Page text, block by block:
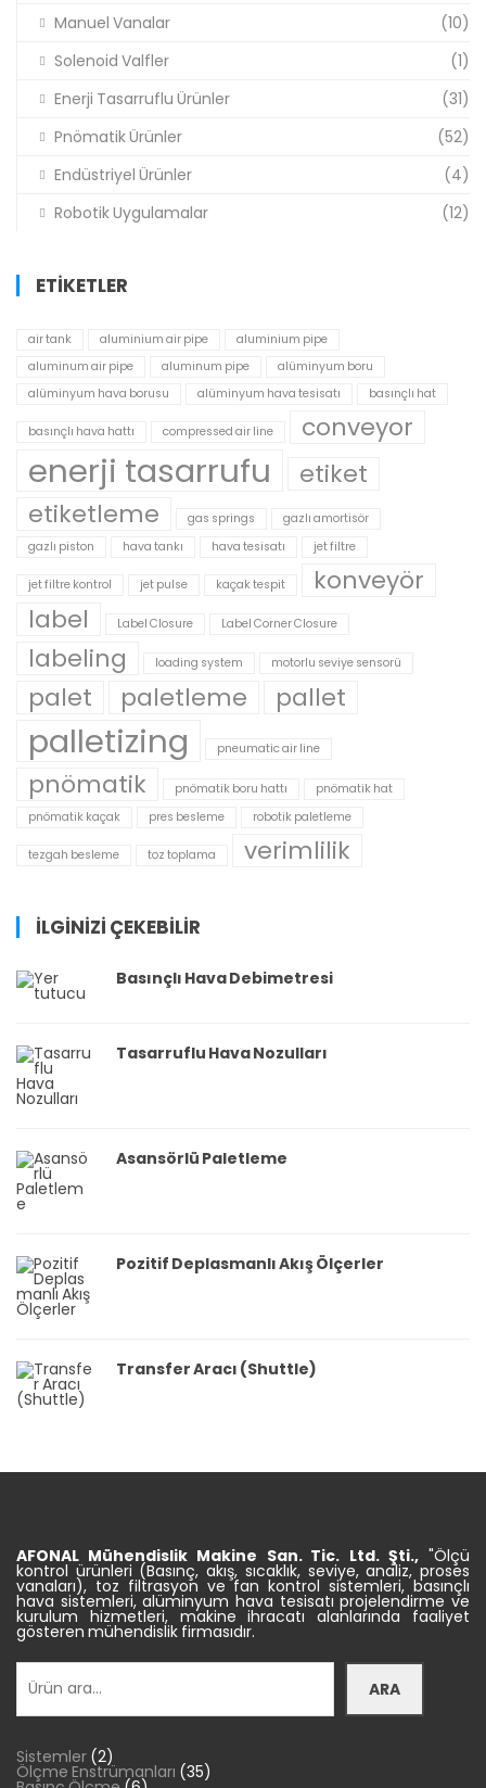
Manuel Vanalar
(10)
Solenoid Valfler
(1)
Enerji Tasarruflu Ürünler
(31)
Pnömatik Ürünler
(52)
Endüstriyel Ürünler
(4)
Robotik Uygulamalar
(12)
ETIKETLER
air tank aluminium air pipe
aluminium pipe
aluminum air pipe
aluminum pipe
alüminyum boru
alüminyum hava borusu
alüminyum hava tesisatı basınçlı hat
basınçlı hava hattı compressed air line conveyor
enerji tasarrufu
etiket
etiketleme
gas springs
gazlı amortisör
gazlı piston
hava tankı hava tesisatı jet filtre
jet filtre kontrol jet pulse kaçak tespit
konveyör
label
Label Closure Label Corner Closure
labeling loading system motorlu seviye sensorü
palet paletleme pallet
palletizing pneumatic air line
pnömatik pnömatik boru hattı
pnömatik hat
pnömatik kaçak
pres besleme robotik paletleme
tezgah besleme toz toplama verimlilik
İLGİNİZİ ÇEKEBİLİR
Basınçlı Hava Debimetresi
Tasarruflu Hava Nozulları
Asansörlü Paletleme
Pozitif Deplasmanlı Akış Ölçerler
Transfer Aracı (Shuttle)
AFONAL Mühendislik Makine San. Tic. Ltd. Şti., "Ölçü
kontrol ürünleri (Basınç, akış, sıcaklık, seviye, analiz, proses
vanaları), toz filtrasyon ve fan kontrol sistemleri, basınçlı
hava sistemleri, alüminyum hava tesisatı projelendirme ve
kurulum hizmetleri, makine ihracatı alanlarında faaliyet
gösteren mühendislik firmasıdır.
Ara
ARA
Sistemler 22
ürün
Ölçme Enstrümanları 3535